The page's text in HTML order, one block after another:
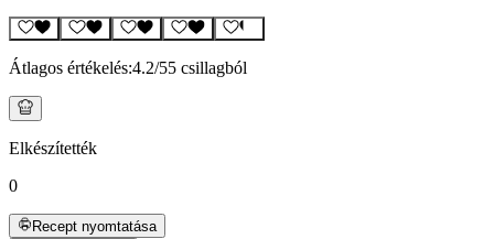
Átlagos értékelés:4.2/55 csillagból
Elkészítették
0
Recept nyomtatása